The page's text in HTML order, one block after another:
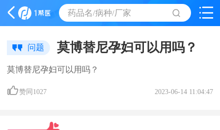
药品名/病种/厂家
问题 莫博替尼孕妇可以用吗？
莫博替尼孕妇可以用吗？
赞同1027 2023-06-14 11:04:47